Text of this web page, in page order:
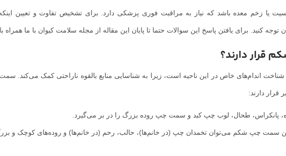
یا زخم معده باشد که نیاز به مراقبت فوری پزشکی دارد. برای تشخیص تفاوت و تعیین اینکه
توجه کنید. برای یافتن پاسخ این سوالات حتما تا پایان این مقاله از مجله سلامت کیوان با ما همراه
قرار دارند؟
اندام‌های خاص در این ناحیه است، زیرا به شناسایی منابع بالقوه ناراحتی کمک می‌کند.
دارند:
پانکراس، طحال، لوب چپ کبد و سمت چپ روده بزرگ را در بر می‌گیرد.
چپ شکم می‌توان تخمدان چپ (در خانم‌ها)، حالب، رحم (در خانم‌ها) و روده‌های کوچک و بزرگ